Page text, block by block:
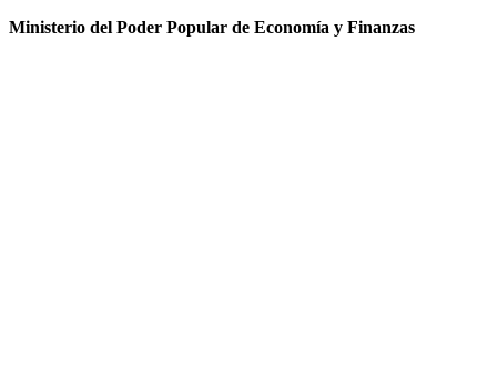
Ministerio del Poder Popular de Economía y Finanzas